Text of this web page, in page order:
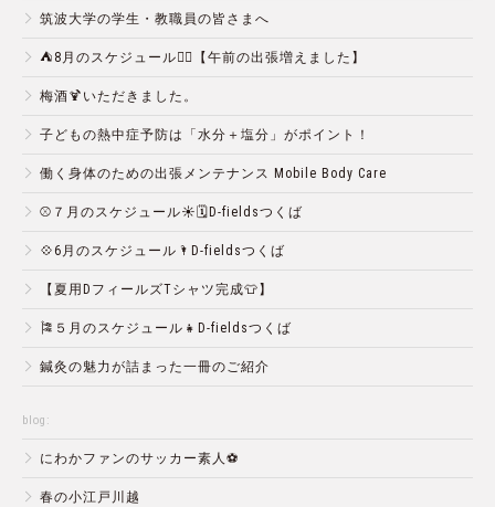
筑波大学の学生・教職員の皆さまへ
⛺️8月のスケジュール🏄‍♂️【午前の出張増えました】
梅酒🍹いただきました。
子どもの熱中症予防は「水分＋塩分」がポイント！
働く身体のための出張メンテナンス Mobile Body Care
⚾️７月のスケジュール☀️🗓D-fieldsつくば
💠6月のスケジュール🌂D-fieldsつくば
【夏用DフィールズTシャツ完成👕】
🎏５月のスケジュール👧D-fieldsつくば
鍼灸の魅力が詰まった一冊のご紹介
blog:
にわかファンのサッカー素人⚽️
春の小江戸川越